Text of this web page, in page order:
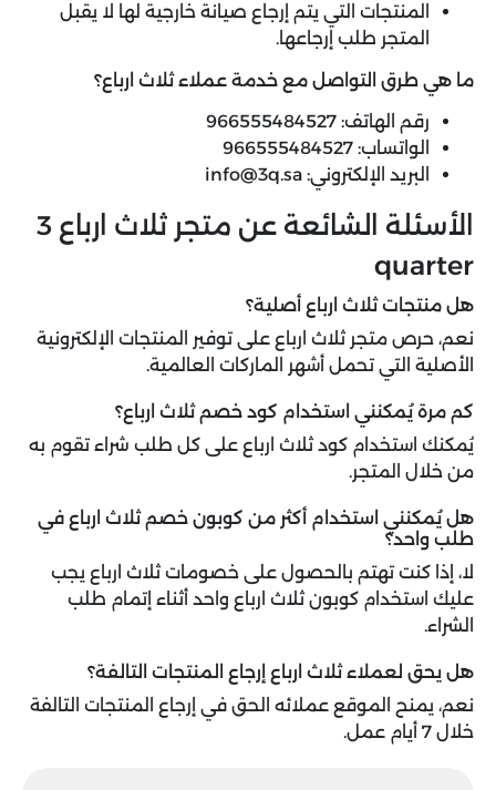
المنتجات التي يتم إرجاع صيانة خارجية لها لا يقبل
المتجر طلب إرجاعها.
ما هي طرق التواصل مع خدمة عملاء ثلاث ارباع؟
رقم الهاتف: 966555484527
الواتساب: 966555484527
البريد الإلكتروني: info@3q.sa
الأسئلة الشائعة عن متجر ثلاث ارباع 3
quarter
هل منتجات ثلاث ارباع أصلية؟
نعم، حرص متجر ثلاث ارباع على توفير المنتجات الإلكترونية
الأصلية التي تحمل أشهر الماركات العالمية.
كم مرة يُمكنني استخدام كود خصم ثلاث ارباع؟
يُمكنك استخدام كود ثلاث ارباع على كل طلب شراء تقوم به
من خلال المتجر.
هل يُمكنني استخدام أكثر من كوبون خصم ثلاث ارباع في
طلب واحد؟
لا، إذا كنت تهتم بالحصول على خصومات ثلاث ارباع يجب
عليك استخدام كوبون ثلاث ارباع واحد أثناء إتمام طلب
الشراء.
هل يحق لعملاء ثلاث ارباع إرجاع المنتجات التالفة؟
نعم، يمنح الموقع عملائه الحق في إرجاع المنتجات التالفة
خلال 7 أيام عمل.